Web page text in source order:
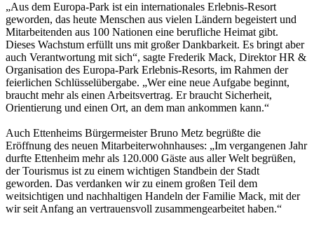
„Aus dem Europa-Park ist ein internationales Erlebnis-Resort
geworden, das heute Menschen aus vielen Ländern begeistert und
Mitarbeitenden aus 100 Nationen eine berufliche Heimat gibt.
Dieses Wachstum erfüllt uns mit großer Dankbarkeit. Es bringt aber
auch Verantwortung mit sich“, sagte Frederik Mack, Direktor HR &
Organisation des Europa-Park Erlebnis-Resorts, im Rahmen der
feierlichen Schlüsselübergabe. „Wer eine neue Aufgabe beginnt,
braucht mehr als einen Arbeitsvertrag. Er braucht Sicherheit,
Orientierung und einen Ort, an dem man ankommen kann.“
Auch Ettenheims Bürgermeister Bruno Metz begrüßte die
Eröffnung des neuen Mitarbeiterwohnhauses: „Im vergangenen Jahr
durfte Ettenheim mehr als 120.000 Gäste aus aller Welt begrüßen,
der Tourismus ist zu einem wichtigen Standbein der Stadt
geworden. Das verdanken wir zu einem großen Teil dem
weitsichtigen und nachhaltigen Handeln der Familie Mack, mit der
wir seit Anfang an vertrauensvoll zusammengearbeitet haben.“